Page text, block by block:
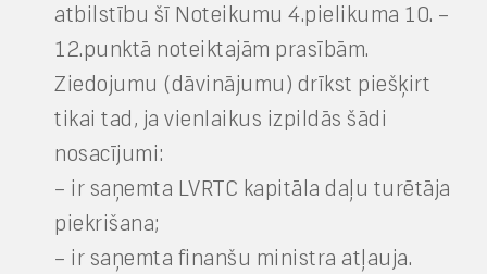
atbilstību šī Noteikumu 4.pielikuma 10. –
12.punktā noteiktajām prasībām.
Ziedojumu (dāvinājumu) drīkst piešķirt
tikai tad, ja vienlaikus izpildās šādi
nosacījumi:
– ir saņemta LVRTC kapitāla daļu turētāja
piekrišana;
– ir saņemta finanšu ministra atļauja.